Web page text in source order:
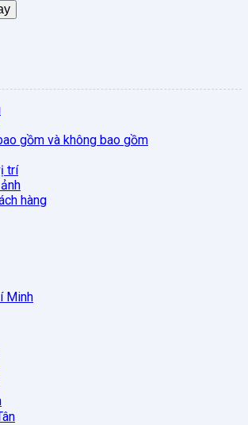
gồm và không bao gồm
trí
hàng
Minh